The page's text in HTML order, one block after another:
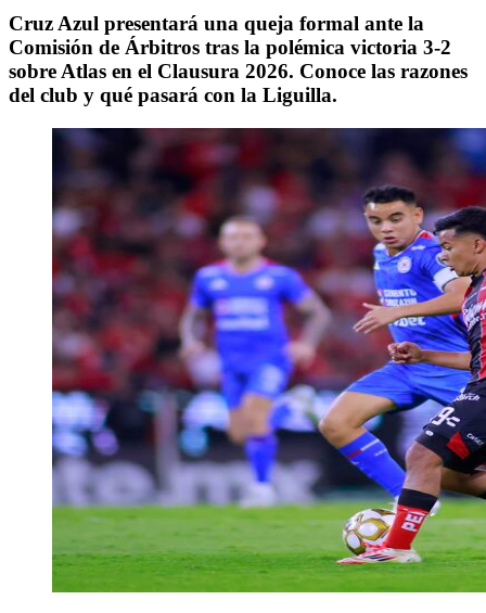
Cruz Azul presentará una queja formal ante la
Comisión de Árbitros tras la polémica victoria 3-2
sobre Atlas en el Clausura 2026. Conoce las razones
del club y qué pasará con la Liguilla.